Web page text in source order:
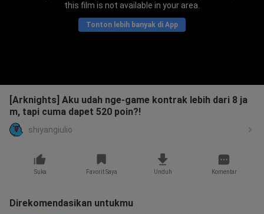
this film is not available in your area.
Tonton lebih banyak di App
[Arknights] Aku udah nge-game kontrak lebih dari 8 ja
m, tapi cuma dapet 520 poin?!
shiyangiulio
Suka Favorit Saya Unduh Komentar
Direkomendasikan untukmu
Bahasa Indonesia